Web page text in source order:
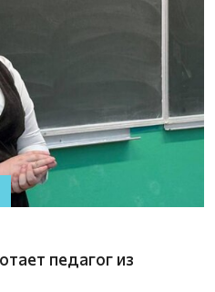
педагог из